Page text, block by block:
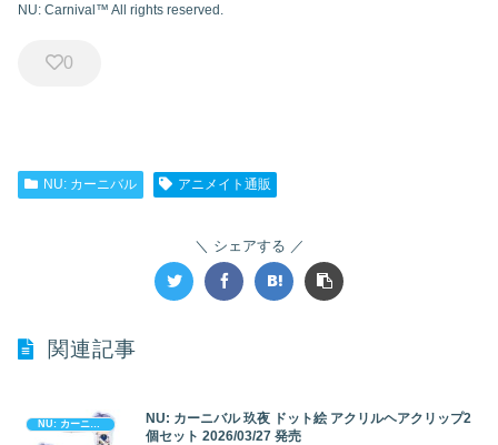
NU: Carnival™ All rights reserved.
0
NU: カーニバル アニメイト通販
シェアする
関連記事
NU: カーニバル 玖夜 ドット絵 アクリルヘアクリップ2
個セット 2026/03/27 発売